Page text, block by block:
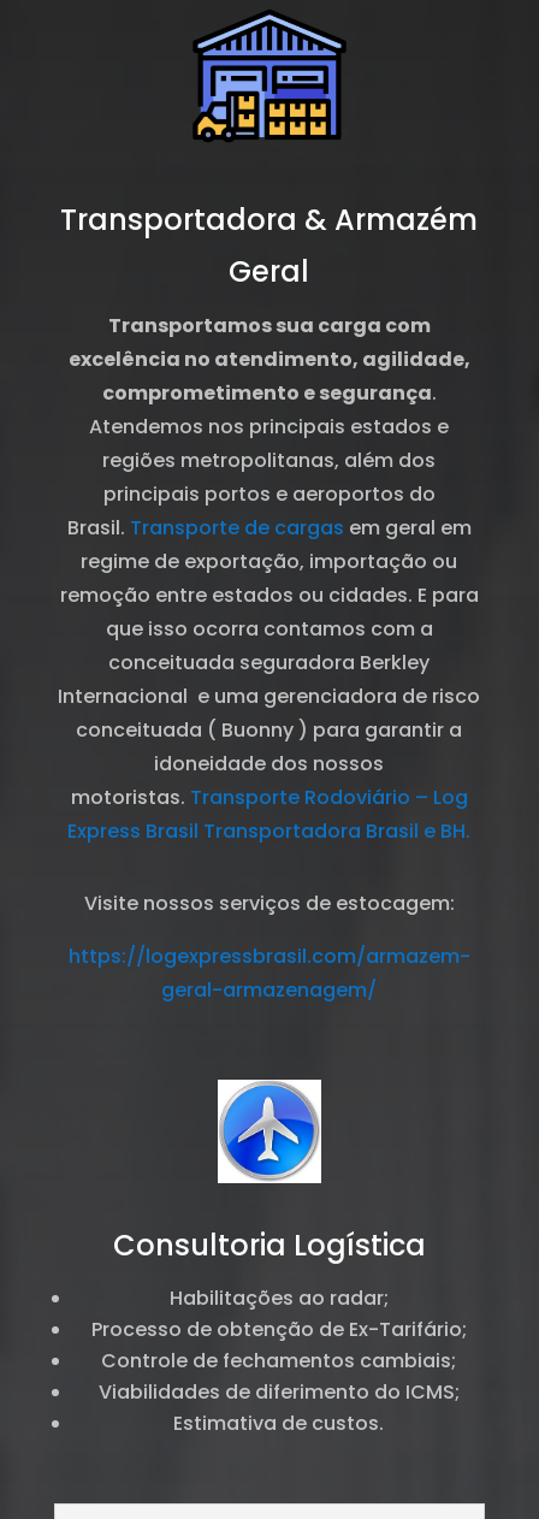
Transportadora & Armazém
Geral
Transportamos sua carga com
excelência no atendimento, agilidade,
comprometimento e segurança.
Atendemos nos principais estados e
regiões metropolitanas, além dos
principais portos e aeroportos do
Brasil. Transporte de cargas em geral em
regime de exportação, importação ou
remoção entre estados ou cidades. E para
que isso ocorra contamos com a
conceituada seguradora Berkley
Internacional e uma gerenciadora de risco
conceituada ( Buonny ) para garantir a
idoneidade dos nossos
motoristas. Transporte Rodoviário – Log
Express Brasil Transportadora Brasil e BH.
Visite nossos serviços de estocagem:
https://logexpressbrasil.com/armazem-
geral-armazenagem/
Consultoria Logística
Habilitações ao radar;
Processo de obtenção de Ex-Tarifário;
Controle de fechamentos cambiais;
Viabilidades de diferimento do ICMS;
Estimativa de custos.